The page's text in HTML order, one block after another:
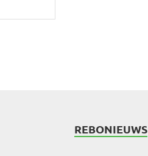
REBONIEUWS